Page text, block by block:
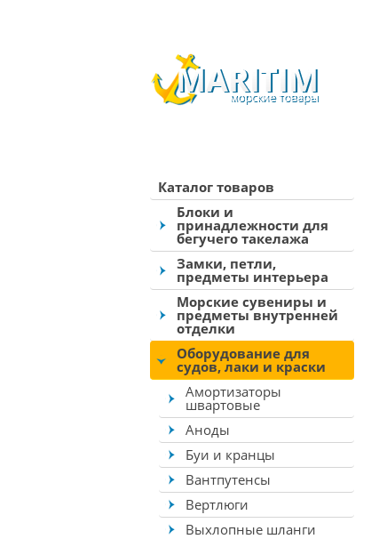
Каталог товаров
Блоки и
принадлежности для
бегучего такелажа
Замки, петли,
предметы интерьера
Морские сувениры и
предметы внутренней
отделки
Оборудование для
судов, лаки и краски
Амортизаторы
швартовые
Аноды
Буи и кранцы
Вантпутенсы
Вертлюги
Выхлопные шланги